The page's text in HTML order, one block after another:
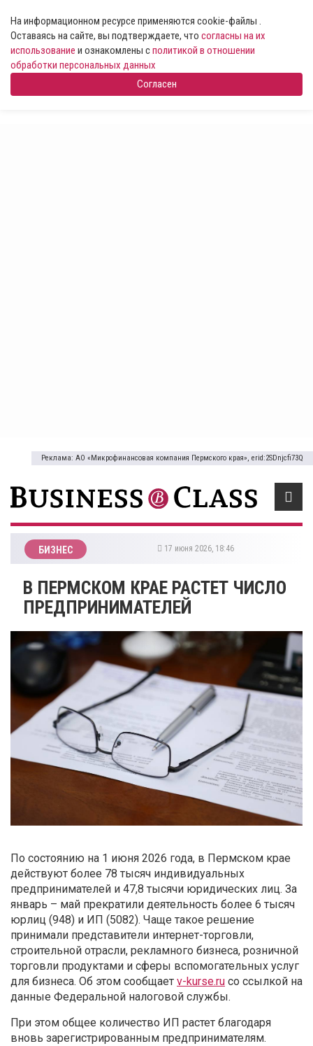
На информационном ресурсе применяются cookie-файлы .
Оставаясь на сайте, вы подтверждаете, что согласны на их
использование и ознакомлены сполитикой в отношении
обработки персональных данных
Согласен
Реклама: АО «Микрофинансовая компания Пермского края», erid:2SDnjcfi73Q
БИЗНЕС 17 июня 2026, 18:46
В ПЕРМСКОМ КРАЕ РАСТЕТ ЧИСЛО
ПРЕДПРИНИМАТЕЛЕЙ
По состоянию на 1 июня 2026 года, в Пермском крае
действуют более 78 тысяч индивидуальных
предпринимателей и 47,8 тысячи юридических лиц. За
январь – май прекратили деятельность более 6 тысяч
юрлиц (948) и ИП (5082). Чаще такое решение
принимали представители интернет-торговли,
строительной отрасли, рекламного бизнеса, розничной
торговли продуктами и сферы вспомогательных услуг
для бизнеса. Об этом сообщает v-kurse.ru со ссылкой на
данные Федеральной налоговой службы.
При этом общее количество ИП растет благодаря
вновь зарегистрированным предпринимателям.